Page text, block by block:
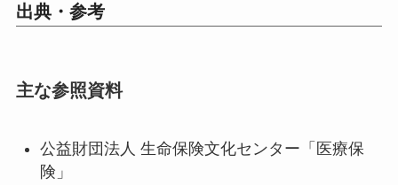
出典・参考
主な参照資料
公益財団法人 生命保険文化センター「医療保
険」